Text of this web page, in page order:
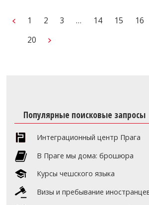
1 2 3 … 14 15 16
20
Популярные поисковые запросы
Интеграционный центр Прага
В Праге мы дома: брошюра
Курсы чешского языка
Визы и пребывание